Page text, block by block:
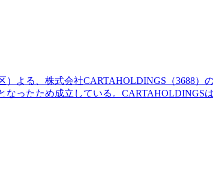
よる、株式会社CARTAHOLDINGS（3688）
なったため成立している。